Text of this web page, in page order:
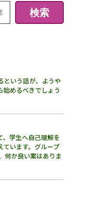
検索
という話が、ようや
始めるべきでしょう
、学生へ自己理解を
ています。グループ
何か良い案はありま